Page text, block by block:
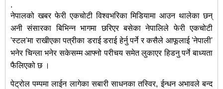
.
नेपालको खबर फेरी एकचोटी विश्‍वभरिका मिडियामा आउन थालेका छन्
अनी संसारका बिभिन्न भागमा छरिएर बसेका नेपालिले फेरी एकचोटी
'स्टल'मा राखीएका पत्रीका डराई डराई हेर्नु पर्ने र कसैले आफूलाई 'नेपाली'
भनेर चिन्ला भनेर सकेसम्म आफ्नो परीचय समेत लुकाएर हिडनु पर्ने बाध्यता
फैलिएको छ ।
पेट्रोल पम्पमा लाईन लागेका सबारी साधनका तस्विर, ईन्धन अभावले बन्द